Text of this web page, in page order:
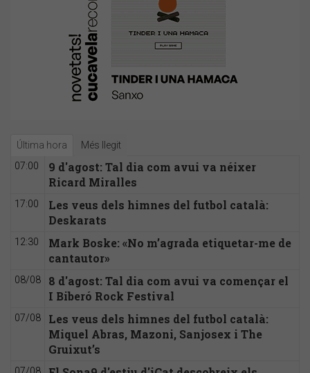
Última hora Més llegit
07:00
9 d'agost: Tal dia com avui va néixer
Ricard Miralles
17:00
Les veus dels himnes del futbol català:
Deskarats
12:30
Mark Boske: «No m’agrada etiquetar-me de
cantautor»
08/08
8 d'agost: Tal dia com avui va començar el
I Biberó Rock Festival
07/08
Les veus dels himnes del futbol català:
Miquel Abras, Mazoni, Sanjosex i The
Gruixut’s